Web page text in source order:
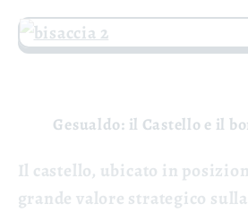
Gesualdo: il Castello e il
Il castello, ubicato in
grande valore strategico